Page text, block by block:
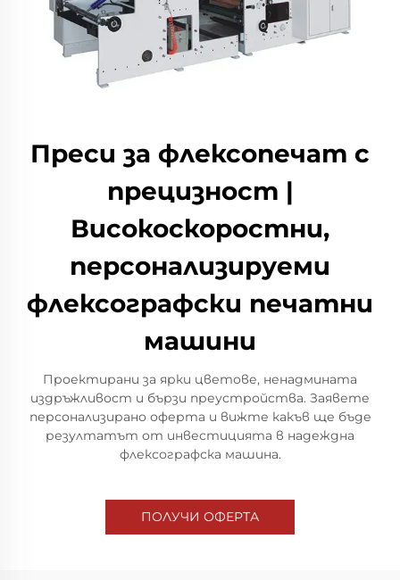
Преси за флексопечат с
прецизност |
Високоскоростни,
персонализируеми
флексографски печатни
машини
Проектирани за ярки цветове, ненадмината
издръжливост и бързи преустройства. Заявете
персонализирано оферта и вижте какъв ще бъде
резултатът от инвестицията в надеждна
флексографска машина.
ПОЛУЧИ ОФЕРТА